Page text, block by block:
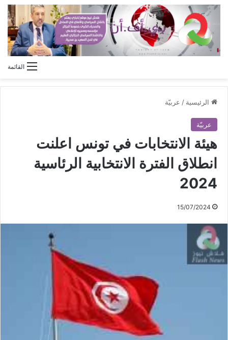
القائمة
الرئيسية / عربيّة
عربيّة
هيئة الانتخابات في تونس اعلنت
انطلاق الفترة الانتخابية الرئاسية
2024
15/07/2024